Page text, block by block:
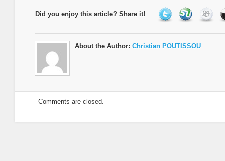
JUM/00:16:38 Course 7 :
Pascal VAURY : 26°
Did you enjoy this article? Share it!
About the Author: Christian POUTISSOU
Comments are closed.